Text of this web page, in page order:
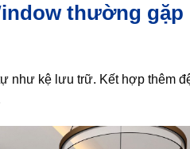
thường gặp
như kệ lưu trữ. Kết hợp thêm